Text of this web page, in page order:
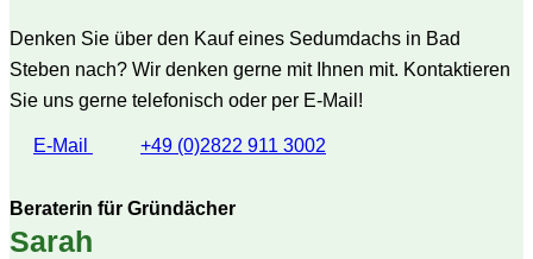
Denken Sie über den Kauf eines Sedumdachs in Bad
Steben nach? Wir denken gerne mit Ihnen mit. Kontaktieren
Sie uns gerne telefonisch oder per E-Mail!
E-Mail +49 (0)2822 911 3002
Beraterin für Gründächer
Sarah